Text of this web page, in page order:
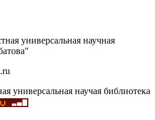
универсальная научная
универсальная научая библиотека